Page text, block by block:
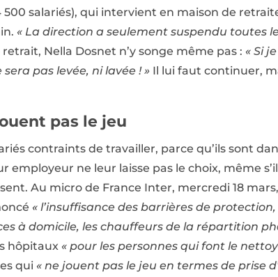
500 salariés), qui intervient en maison de
« La direction a seulement suspendu toutes
Nella Dosnet n’y songe même pas : « Si
pas levée, ni lavée ! »Il lui faut continuer,
pas le jeu
contraints de travailler, parce qu’ils sont
employeur ne leur laisse pas le choix, même
Au micro de France Inter, mercredi 18
« l’insuffisance des barrières de
à domicile, les chauffeurs de la répartition
hôpitaux « pour les personnes qui font le
qui « ne jouent pas le jeu en termes de prise